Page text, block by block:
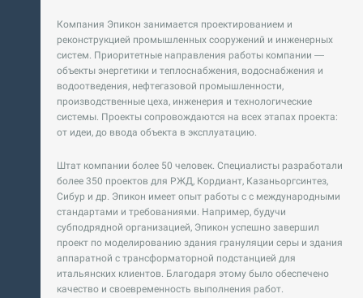
Компания Эпикон занимается проектированием и
реконструкцией промышленных сооружений и инженерных
систем. Приоритетные направления работы компании —
объекты энергетики и теплоснабжения, водоснабжения и
водоотведения, нефтегазовой промышленности,
производственные цеха, инженерия и технологические
системы. Проекты сопровождаются на всех этапах проекта:
от идеи, до ввода объекта в эксплуатацию.
Штат компании более 50 человек. Специалисты разработали
более 350 проектов для РЖД, Кордиант, Казаньоргсинтез,
Сибур и др. Эпикон имеет опыт работы с с международными
стандартами и требованиями. Например, будучи
субподрядной организацией, Эпикон успешно завершил
проект по моделированию здания грануляции серы и здания
аппаратной с трансформаторной подстанцией для
итальянских клиентов. Благодаря этому было обеспечено
качество и своевременность выполнения работ.